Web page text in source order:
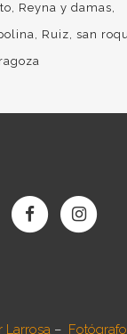
Reyna y damas
Ruiz san
Larrosa –